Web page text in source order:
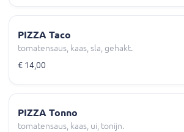
PIZZA Taco
tomatensaus, kaas, sla, gehakt.
€ 14,00
PIZZA Tonno
tomatensaus, kaas, ui, tonijn.